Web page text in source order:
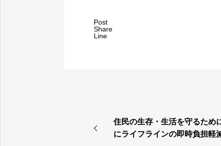
Post
Share
Line
住民の生存・生活を守るため
にライフラインの即時負担軽